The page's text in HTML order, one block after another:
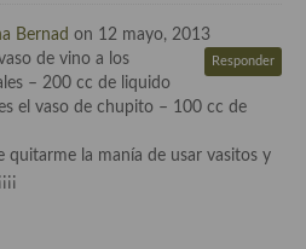
Bernad on 12 mayo, 2013
Responder
de vino a los
– 200 cc de liquido
el vaso de chupito – 100 cc de
quitarme la manía de usar vasitos y